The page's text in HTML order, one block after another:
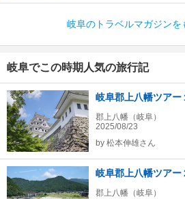
岐阜のトラベルマガジンを
岐阜でこの時期人気の旅行記
岐阜郡上八幡ツアー
郡上八幡（岐阜）
2025/08/23
by 松本伸雄さん
岐阜郡上八幡ツアー
郡上八幡（岐阜）